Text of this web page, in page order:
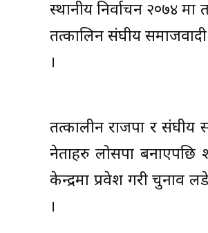
स्थानीय निर्वाचन २०७४ मा
तत्कालिन संघीय
।
तत्कालीन राजपा र संघीय
नेताहरु लोसपा बनाएपछि
केन्द्रमा प्रवेश गरी चुनाव
।